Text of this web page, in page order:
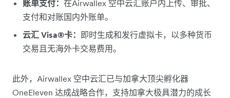
账单支付： 在Airwallex 空中云汇账户内上传、审批、
支付和对账国内外账单。
云汇 Visa®卡： 即时生成和发行虚拟卡，以多种货币
交易且无海外卡交易费用。
此外，Airwallex 空中云汇已与加拿大顶尖孵化器
OneEleven 达成战略合作，支持加拿大极具潜力的成长